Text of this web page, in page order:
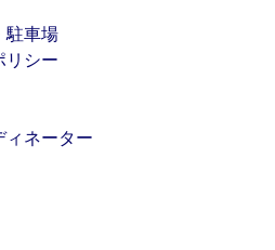
駐車場
リシー
ィネーター